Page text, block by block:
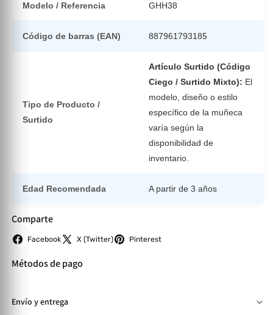
Modelo / Referencia GHH38
Código de barras (EAN) 887961793185
Tipo de Producto /
Surtido
Artículo Surtido (Código
Ciego / Surtido Mixto): El
modelo, diseño o estilo
específico de la muñeca
varía según la
disponibilidad de
inventario.
Edad Recomendada A partir de 3 años
Comparte
Facebook X (Twitter) Pinterest
Métodos de pago
Envío y entrega